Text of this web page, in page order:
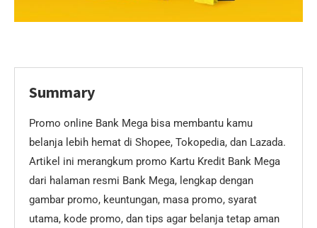
Summary
Promo online Bank Mega bisa membantu kamu
belanja lebih hemat di Shopee, Tokopedia, dan Lazada.
Artikel ini merangkum promo Kartu Kredit Bank Mega
dari halaman resmi Bank Mega, lengkap dengan
gambar promo, keuntungan, masa promo, syarat
utama, kode promo, dan tips agar belanja tetap aman